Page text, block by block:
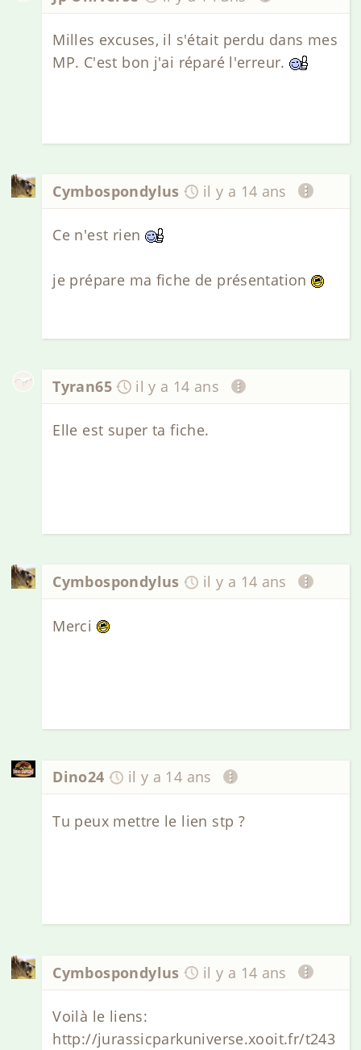
Milles excuses, il s'était perdu dans mes
MP. C'est bon j'ai réparé l'erreur.
Cymbospondylus il y a 14 ans
Ce n'est rien
je prépare ma fiche de présentation
Tyran65 il y a 14 ans
Elle est super ta fiche.
Cymbospondylus il y a 14 ans
Merci
Dino24 il y a 14 ans
Tu peux mettre le lien stp ?
Cymbospondylus il y a 14 ans
Voilà le liens:
http://jurassicparkuniverse.xooit.fr/t243